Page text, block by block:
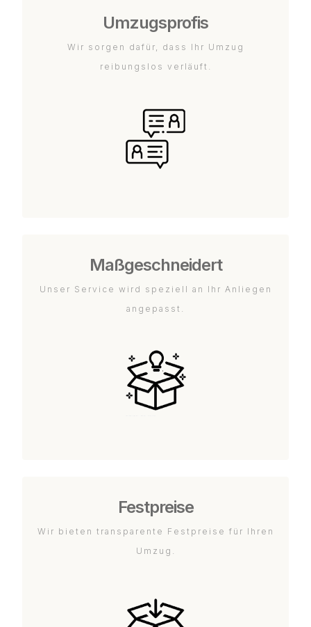
Umzugsprofis
Wir sorgen dafür, dass Ihr Umzug
reibungslos verläuft.
Maßgeschneidert
Unser Service wird speziell an Ihr Anliegen
angepasst.
Festpreise
Wir bieten transparente Festpreise für Ihren
Umzug.